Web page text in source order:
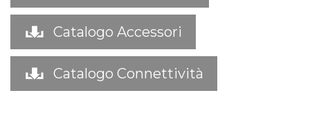
Catalogo Accessori
Catalogo Connettività